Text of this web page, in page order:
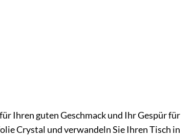
Ihren guten Geschmack und Ihr Gespür für
Crystal und verwandeln Sie Ihren Tisch in